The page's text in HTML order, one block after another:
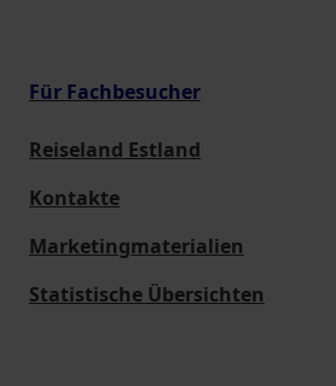
Für Fachbesucher
Reiseland Estland
Kontakte
Marketingmaterialien
Statistische Übersichten